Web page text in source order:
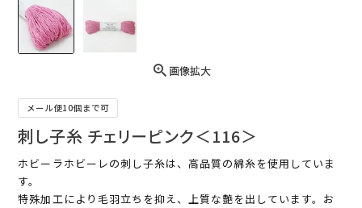
画像拡大
メール便10個まで可
刺し子糸 チェリーピンク＜116＞
ホビーラホビーレの刺し子糸は、高品質の綿糸を使用していま
す。
特殊加工により毛羽立ちを抑え、上質な艶を出しています。お